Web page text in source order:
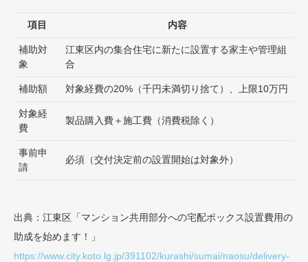
項目 内容
補助対
象
江東区内の集合住宅に新たに設置する家主や管理組
合
補助額 対象経費の20%（千円未満切り捨て）、上限10万円
対象経
費
製品購入費＋施工費（消費税除く）
事前申
請
必須（交付決定前の設置開始は対象外）
出典：江東区「マンション共用部分への宅配ボックス設置費用の
助成を始めます！」
https://www.city.koto.lg.jp/391102/kurashi/sumai/naosu/delivery-